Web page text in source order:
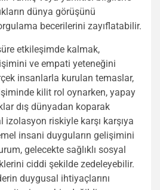
dünya görüşünü
becerilerini zayıflatabilir.
etkileşimde kalmak,
ve empati yeteneğini
insanlarla kurulan temaslar,
kilit rol oynarken, yapay
dış dünyadan koparak
izolasyon riskiyle karşı karşıya
insani duyguların gelişimini
gelecekte sağlıklı sosyal
ciddi şekilde zedeleyebilir.
duygusal ihtiyaçlarını